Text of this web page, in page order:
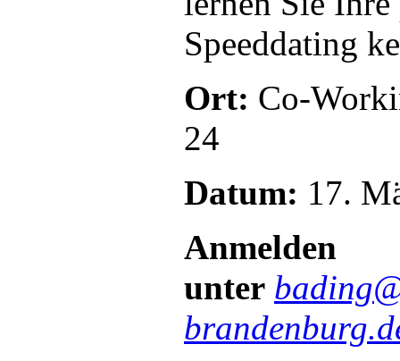
Speeddating
Ort: Co-
24
Datum: 17.
Anmelden
unter bading
brandenburg.